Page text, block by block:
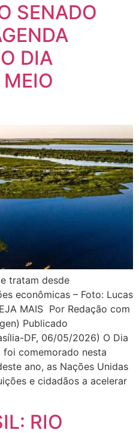
SENADO
DIA
tratam desde
econômicas – Foto: Lucas
MAIS Por Redação com
Publicado
DF, 06/05/2026) O Dia
foi comemorado nesta
ano, as Nações Unidas
e cidadãos a acelerar
RIO